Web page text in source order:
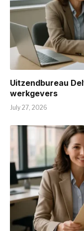
Uitzendbureau
werkgevers
July 27, 2026